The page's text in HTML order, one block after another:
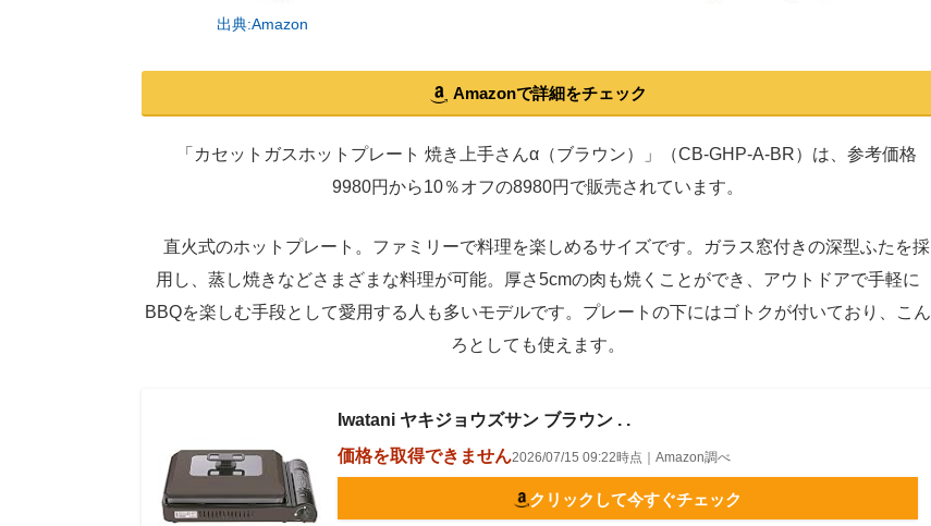
出典:Amazon
Amazonで詳細をチェック
「カセットガスホットプレート 焼き上手さんα（ブラウン）」（CB-GHP-A-BR）は、参考価格
9980円から10％オフの8980円で販売されています。
直火式のホットプレート。ファミリーで料理を楽しめるサイズです。ガラス窓付きの深型ふたを採
用し、蒸し焼きなどさまざまな料理が可能。厚さ5cmの肉も焼くことができ、アウトドアで手軽に
BBQを楽しむ手段として愛用する人も多いモデルです。プレートの下にはゴトクが付いており、こん
ろとしても使えます。
Iwatani ヤキジョウズサン ブラウン . .
価格を取得できません2026/07/15 09:22時点｜Amazon調べ
クリックして今すぐチェック